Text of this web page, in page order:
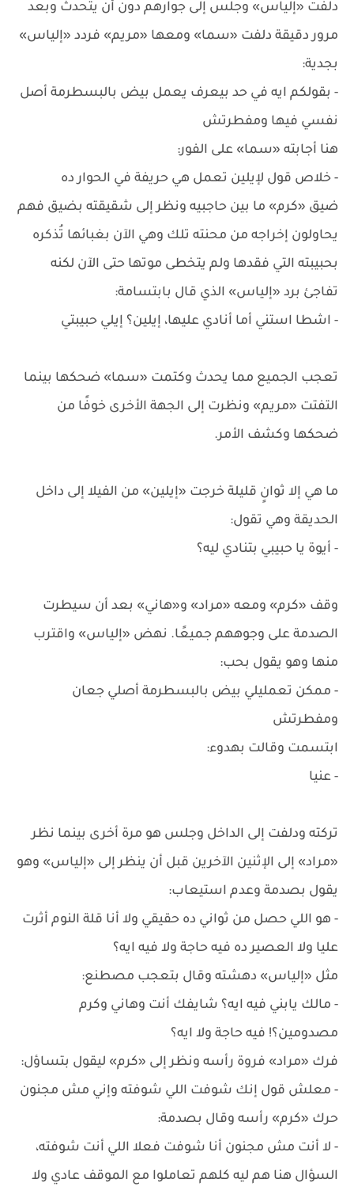
دلفت «إلياس» وجلس إلى جوارهم دون أن يتحدث وبعد
مرور دقيقة دلفت «سما» ومعها «مريم» فردد «إلياس»
بجدية:
- بقولكم ايه في حد بيعرف يعمل بيض بالبسطرمة أصل
نفسي فيها ومفطرتش
هنا أجابته «سما» على الفور:
- خلاص قول لإيلين تعمل هي حريفة في الحوار ده
ضيق «كرم» ما بين حاجبيه ونظر إلى شقيقته بضيق فهم
يحاولون إخراجه من محنته تلك وهي الآن بغبائها تُذكره
بحبيبته التي فقدها ولم يتخطى موتها حتى الآن لكنه
تفاجئ برد «إلياس» الذي قال بابتسامة:
- اشطا استني أما أنادي عليها، إيلين؟ إيلي حبيبتي
تعجب الجميع مما يحدث وكتمت «سما» ضحكها بينما
التفتت «مريم» ونظرت إلى الجهة الأخرى خوفًا من
ضحكها وكشف الأمر.
ما هي إلا ثوانٍ قليلة خرجت «إيلين» من الفيلا إلى داخل
الحديقة وهي تقول:
- أيوة يا حبيبي بتنادي ليه؟
وقف «كرم» ومعه «مراد» و«هاني» بعد أن سيطرت
الصدمة على وجوههم جميعًا. نهض «إلياس» واقترب
منها وهو يقول بحب:
- ممكن تعمليلي بيض بالبسطرمة أصلي جعان
ومفطرتش
ابتسمت وقالت بهدوء:
- عنيا
تركته ودلفت إلى الداخل وجلس هو مرة أخرى بينما نظر
«مراد» إلى الإثنين الآخرين قبل أن ينظر إلى «إلياس» وهو
يقول بصدمة وعدم استيعاب:
- هو اللي حصل من ثواني ده حقيقي ولا أنا قلة النوم أثرت
عليا ولا العصير ده فيه حاجة ولا فيه ايه؟
مثل «إلياس» دهشته وقال بتعجب مصطنع:
- مالك يابني فيه ايه؟ شايفك أنت وهاني وكرم
مصدومين؟! فيه حاجة ولا ايه؟
فرك «مراد» فروة رأسه ونظر إلى «كرم» ليقول بتساؤل:
- معلش قول إنك شوفت اللي شوفته وإني مش مجنون
حرك «كرم» رأسه وقال بصدمة:
- لا أنت مش مجنون أنا شوفت فعلا اللي أنت شوفته،
السؤال هنا هم ليه كلهم تعاملوا مع الموقف عادي ولا